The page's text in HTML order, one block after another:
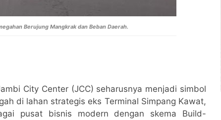
Berujung Mangkrak dan Beban Daerah.
City Center (JCC) seharusnya menjadi simbol
di lahan strategis eks Terminal Simpang Kawat,
pusat bisnis modern dengan skema Build-